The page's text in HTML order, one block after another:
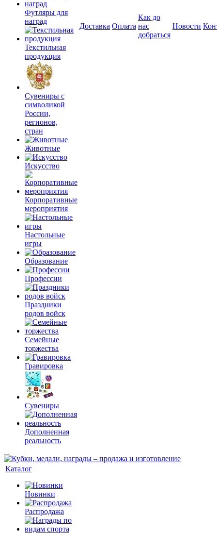
Футляры для
наград
Текстильная
продукция
Сувениры с
символикой
России,
регионов,
стран
Животные
Искусство
Корпоративные
мероприятия
Настольные
игры
Образование
Профессии
Праздники
родов войск
Семейные
торжества
Гравировка
Сувениры
Дополненная
реальность
Доставка Оплата
Как до
нас
добраться
Новости
Каталог
Новинки
Распродажа